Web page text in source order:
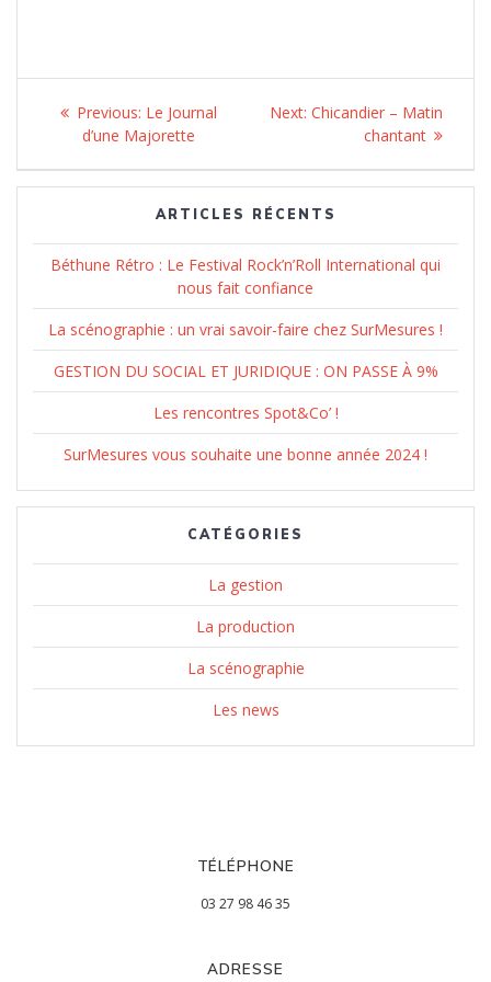
Navigation
l’article
Previous: Previous
post:
Le Journal
d’une Majorette
Next: Next
Chicandier – Matin
chantant
ARTICLES RÉCENTS
Béthune Rétro : Le Festival Rock’n’Roll International qui
nous fait confiance
La scénographie : un vrai savoir-faire chez SurMesures !
GESTION DU SOCIAL ET JURIDIQUE : ON PASSE À 9%
Les rencontres Spot&Co’ !
SurMesures vous souhaite une bonne année 2024 !
CATÉGORIES
La gestion
La production
La scénographie
Les news
TÉLÉPHONE
03 27 98 46 35
ADRESSE